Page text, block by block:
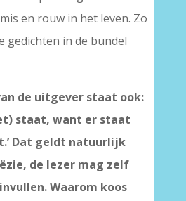
en rouw in het leven. Zo
gedichten in de bundel
de uitgever staat ook:
staat, want er staat
Dat geldt natuurlijk
de lezer mag zelf
Waarom koos